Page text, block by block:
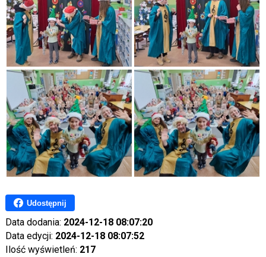
Udostępnij
Data dodania: 2024-12-18 08:07:20
Data edycji: 2024-12-18 08:07:52
Ilość wyświetleń: 217